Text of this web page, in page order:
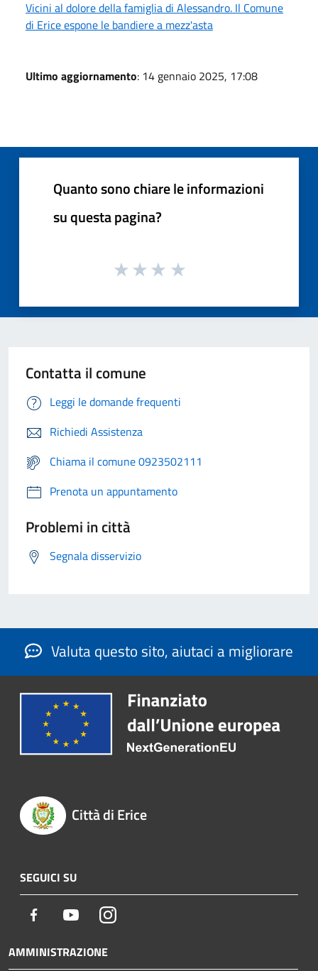
Vicini al dolore della famiglia di Alessandro. Il Comune
di Erice espone le bandiere a mezz'asta
Ultimo aggiornamento: 14 gennaio 2025, 17:08
Quanto sono chiare le informazioni
su questa pagina?
Contatta il comune
Leggi le domande frequenti
Richiedi Assistenza
Chiama il comune 0923502111
Prenota un appuntamento
Problemi in città
Segnala disservizio
Valuta questo sito, aiutaci a migliorare
Città di Erice
SEGUICI SU
Facebook YoutubeInstagram
AMMINISTRAZIONE